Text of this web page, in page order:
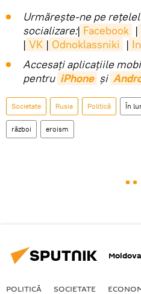
Urmărește-ne pe
socializare:| Facebook |
| VK | Odnoklassniki |
Accesaţi aplicaţiile
pentru iPhone și
Societate Rusia Politică În
război eroism
Moldova
POLITICĂ SOCIETATE